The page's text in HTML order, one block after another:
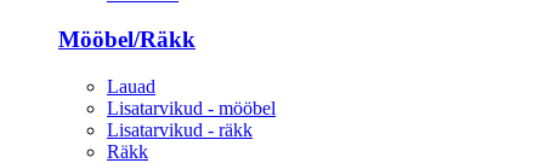
Mööbel/Räkk
Lauad
Lisatarvikud - mööbel
Lisatarvikud - räkk
Räkk